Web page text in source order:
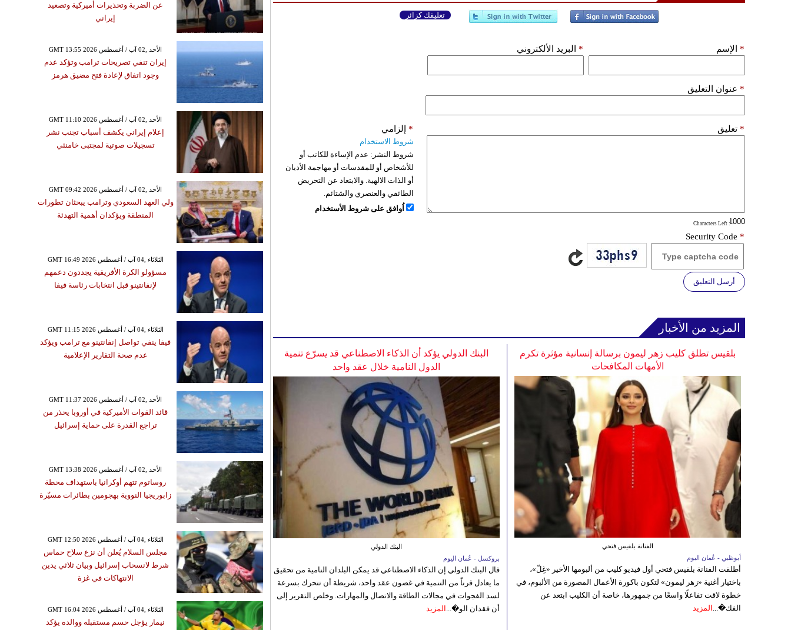
تعليقك كزائر
الإسم * البريد الألكتروني *
عنوان التعليق *
تعليق *
: Characters Left
إلزامي *
شروط الاستخدام
شروط النشر: عدم الإساءة للكاتب أو
للأشخاص أو للمقدسات أو مهاجمة الأديان
أو الذات الالهية. والابتعاد عن التحريض
الطائفي والعنصري والشتائم.
اُوافق على شروط الأستخدام
Security Code *
أرسل التعليق
المزيد من الأخبار
البنك الدولي يؤكد أن الذكاء الاصطناعي قد يسرّع تنمية
الدول النامية خلال عقد واحد
البنك الدولي
بروكسل - عُمان اليوم
قال البنك الدولي إن الذكاء الاصطناعي قد يمكن البلدان النامية من تحقيق
ما يعادل قرناً من التنمية في غضون عقد واحد، شريطة أن تتحرك بسرعة
لسد الفجوات في مجالات الطاقة والاتصال والمهارات. وخلص التقرير إلى
أن فقدان الو�... المزيد
بلقيس تطلق كليب زهر ليمون برسالة إنسانية مؤثرة تكرم
الأمهات المكافحات
الفنانة بلقيس فتحي
أبوظبي - عُمان اليوم
أطلقت الفنانة بلقيس فتحي أول فيديو كليب من ألبومها الأخير «غِلّ»،
باختيار أغنية «زهر ليمون» لتكون باكورة الأعمال المصورة من الألبوم، في
خطوة لاقت تفاعلًا واسعًا من جمهورها، خاصة أن الكليب ابتعد عن
الفك�... المزيد
عن الضربة وتحذيرات أميركية وتصعيد
إيراني
GMT 13:55 2026 الأحد ,02 آب / أغسطس
إيران تنفي تصريحات ترامب وتؤكد عدم
وجود اتفاق لإعادة فتح مضيق هرمز
GMT 11:10 2026 الأحد ,02 آب / أغسطس
إعلام إيراني يكشف أسباب تجنب نشر
تسجيلات صوتية لمجتبى خامنئي
GMT 09:42 2026 الأحد ,02 آب / أغسطس
ولي العهد السعودي وترامب يبحثان تطورات
المنطقة ويؤكدان أهمية التهدئة
GMT 16:49 2026 الثلاثاء ,04 آب / أغسطس
مسؤولو الكرة الأفريقية يجددون دعمهم
لإنفانتينو قبل انتخابات رئاسة فيفا
GMT 11:15 2026 الثلاثاء ,04 آب / أغسطس
فيفا ينفي تواصل إنفانتينو مع ترامب ويؤكد
عدم صحة التقارير الإعلامية
GMT 11:37 2026 الأحد ,02 آب / أغسطس
قائد القوات الأميركية في أوروبا يحذر من
تراجع القدرة على حماية إسرائيل
GMT 13:38 2026 الأحد ,02 آب / أغسطس
روساتوم تتهم أوكرانيا باستهداف محطة
زابوريجيا النووية بهجومين بطائرات مسيّرة
GMT 12:50 2026 الثلاثاء ,04 آب / أغسطس
مجلس السلام يُعلن أن نزع سلاح حماس
شرط لانسحاب إسرائيل وبيان ثلاثي يدين
الانتهاكات في غزة
GMT 16:04 2026 الثلاثاء ,04 آب / أغسطس
نيمار يؤجل حسم مستقبله ووالده يؤكد